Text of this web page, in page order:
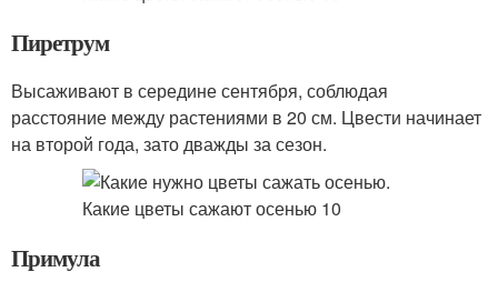
Пиретрум
Высаживают в середине сентября, соблюдая
расстояние между растениями в 20 см. Цвести начинает
на второй года, зато дважды за сезон.
Примула